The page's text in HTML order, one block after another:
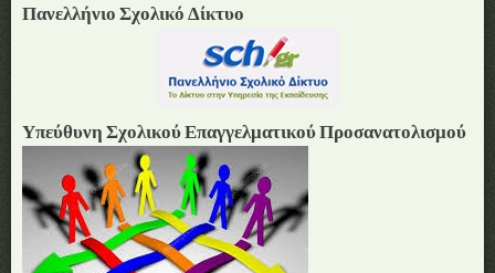
Πανελλήνιο Σχολικό Δίκτυο
Υπεύθυνη Σχολικού Επαγγελματικού Προσανατολισμού